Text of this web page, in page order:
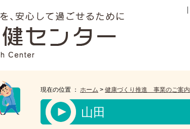
現在の位置 ： ホーム > 健康づくり推進 事業のご案内
山田